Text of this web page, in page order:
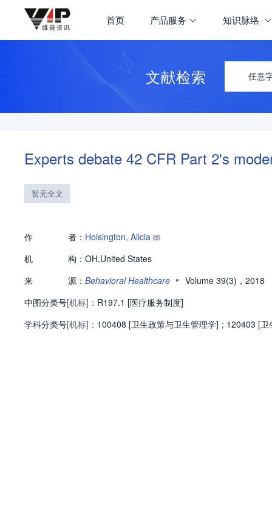
首页 产品服务 知识脉络
文献检索 任意
Experts debate 42 CFR Part 2's
暂无全文
作 者： Hoisington, Alicia
机
构： OH,United States
来
源： Behavioral Healthcare • Volume 39(3)，2018
中图分类号[机标]： R197.1 [医疗服务制度]
学科分类号[机标]： 100408 [卫生政策与卫生管理学] ; 120403 [卫